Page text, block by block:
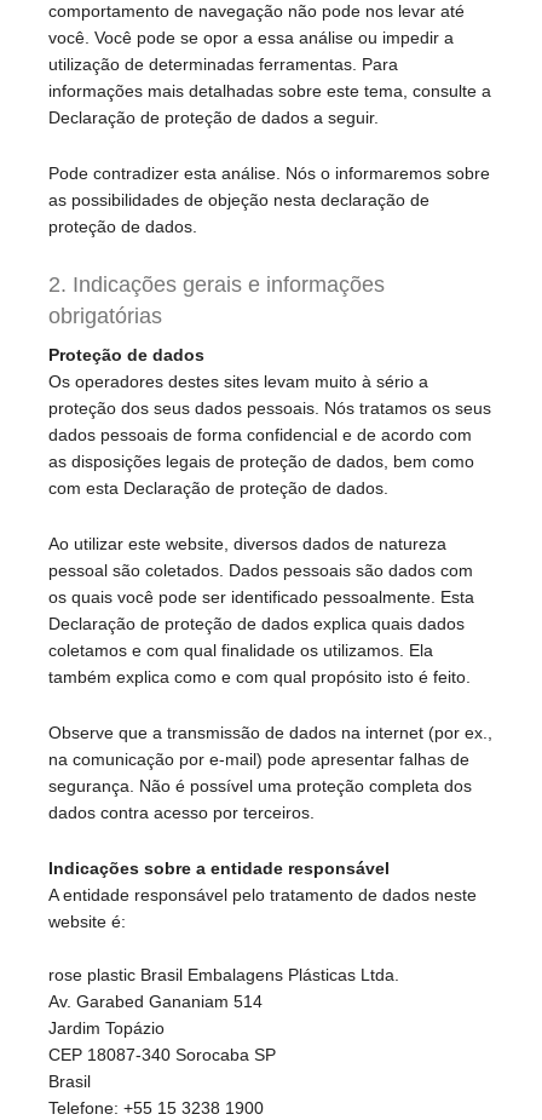
comportamento de navegação não pode nos levar até
você. Você pode se opor a essa análise ou impedir a
utilização de determinadas ferramentas. Para
informações mais detalhadas sobre este tema, consulte a
Declaração de proteção de dados a seguir.
Pode contradizer esta análise. Nós o informaremos sobre
as possibilidades de objeção nesta declaração de
proteção de dados.
2. Indicações gerais e informações
obrigatórias
Proteção de dados
Os operadores destes sites levam muito à sério a
proteção dos seus dados pessoais. Nós tratamos os seus
dados pessoais de forma confidencial e de acordo com
as disposições legais de proteção de dados, bem como
com esta Declaração de proteção de dados.
Ao utilizar este website, diversos dados de natureza
pessoal são coletados. Dados pessoais são dados com
os quais você pode ser identificado pessoalmente. Esta
Declaração de proteção de dados explica quais dados
coletamos e com qual finalidade os utilizamos. Ela
também explica como e com qual propósito isto é feito.
Observe que a transmissão de dados na internet (por ex.,
na comunicação por e-mail) pode apresentar falhas de
segurança. Não é possível uma proteção completa dos
dados contra acesso por terceiros.
Indicações sobre a entidade responsável
A entidade responsável pelo tratamento de dados neste
website é:
rose plastic Brasil Embalagens Plásticas Ltda.
Av. Garabed Gananiam 514
Jardim Topázio
CEP 18087-340 Sorocaba SP
Brasil
Telefone: +55 15 3238 1900